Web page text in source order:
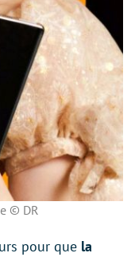
© DR
pour que la